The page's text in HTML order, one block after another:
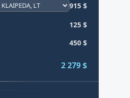
915 $
125 $
450 $
2 279 $